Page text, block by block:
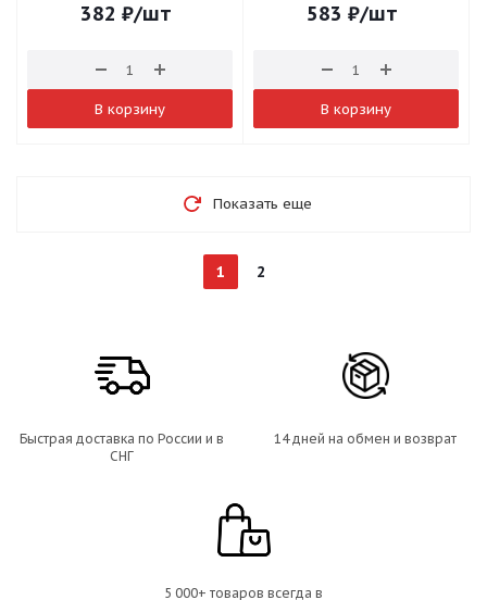
382 ₽/шт
В корзину
583 ₽/шт
В корзину
Показать еще
1 2
Быстрая доставка по России и в
СНГ
14 дней на обмен и возврат
5 000+ товаров всегда в